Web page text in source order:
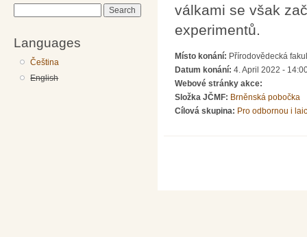
Languages
Čeština
English
válkami se však
experimentů.
Místo konání: Přírodovědecká
Datum konání: 4. April 2022 -
Webové stránky akce:
Složka JČMF: Brněnská pobočka
Cílová skupina: Pro odbornou i